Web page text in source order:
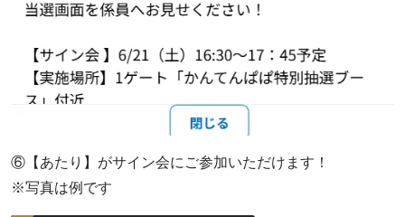
⑥【あたり】がサイン会にご参加いただけます！
※写真は例です